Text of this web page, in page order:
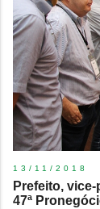
13/11/2018
Prefeito,
47ª